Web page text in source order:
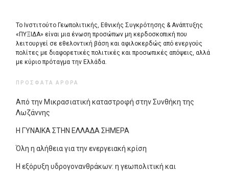
Το Ινστιτούτο Γεωπολιτικής, Εθνικής Συγκρότησης & Ανάπτυξης
«ΠΥΞΙΔΑ» είναι μια ένωση προσώπων μη κερδοσκοπική που
λειτουργεί σε εθελοντική βάση και αφιλοκερδώς από ενεργούς
πολίτες με διαφορετικές πολιτικές και προσωπικές απόψεις, αλλά
με κύριο πρόταγμα την Ελλάδα.
ΠΡΌΣΦΑΤΑ ΆΡΘΡΑ
Από την Μικρασιατική καταστροφή στην Συνθήκη της
Λωζάννης
Η ΓΥΝΑΙΚΑ ΣΤΗΝ ΕΛΛΑΔΑ ΣΗΜΕΡΑ
Όλη η αλήθεια για την ενεργειακή κρίση
Η εξόρυξη υδρογονανθράκων: η γεωπολιτική και